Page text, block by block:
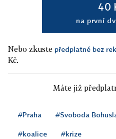
40
na první
Nebo zkuste předplatné bez
Kč.
Máte již
#Praha #Svoboda
#koalice #krize